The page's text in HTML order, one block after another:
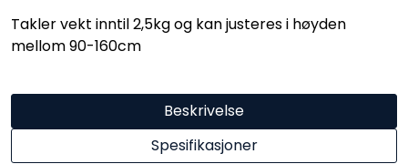
Takler vekt inntil 2,5kg og kan justeres i høyden
mellom 90-160cm
Beskrivelse
Spesifikasjoner